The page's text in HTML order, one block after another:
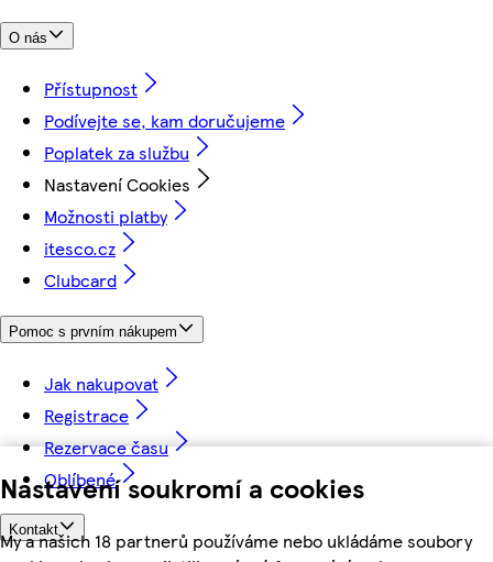
Nastavení soukromí a cookies
My a našich 18 partnerů používáme nebo ukládáme soubory
O nás
Přístupnost
Podívejte se, kam doručujeme
Poplatek za službu
Nastavení Cookies
Možnosti platby
itesco.cz
Clubcard
Pomoc s prvním nákupem
Jak nakupovat
Registrace
Rezervace času
Oblíbené
Kontakt